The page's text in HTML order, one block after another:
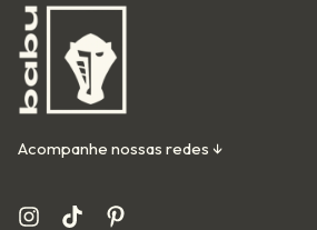
Acompanhe nossas redes ↓